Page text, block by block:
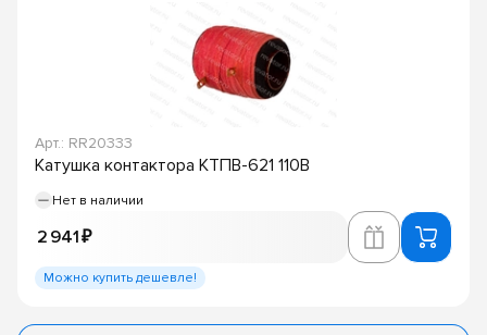
Арт.: RR20333
Катушка контактора КТПВ-621 110В
Нет в наличии
2 941 ₽
Можно купить дешевле!